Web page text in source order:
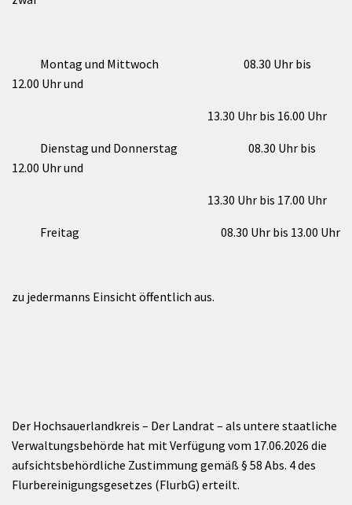
Montag und Mittwoch 08.30 Uhr bis
12.00 Uhr und
13.30 Uhr bis 16.00 Uhr
Dienstag und Donnerstag 08.30 Uhr bis
12.00 Uhr und
13.30 Uhr bis 17.00 Uhr
Freitag 08.30 Uhr bis 13.00 Uhr
zu jedermanns Einsicht öffentlich aus.
Der Hochsauerlandkreis – Der Landrat – als untere staatliche
Verwaltungsbehörde hat mit Verfügung vom 17.06.2026 die
aufsichtsbehördliche Zustimmung gemäß § 58 Abs. 4 des
Flurbereinigungsgesetzes (FlurbG) erteilt.